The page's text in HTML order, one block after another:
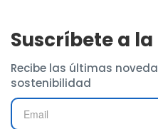
Suscríbete a
Recibe las últimas
sostenibilidad